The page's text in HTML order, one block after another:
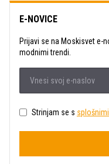
E-NOVICE
Prijavi se na Moskisvet e-
modnimi trendi.
Strinjam se s